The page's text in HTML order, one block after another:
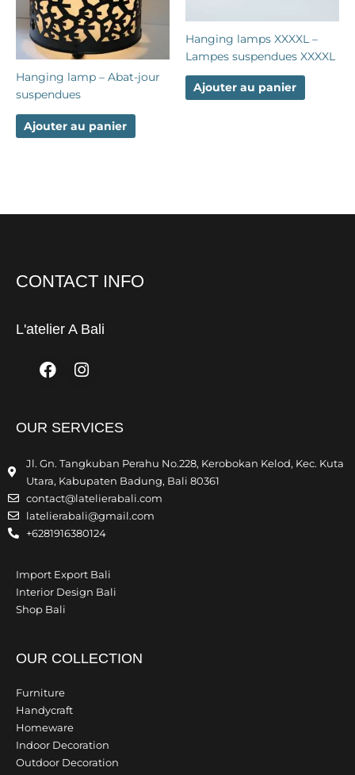
Hanging lamp – Abat-jour
suspendues
Ajouter au panier
Hanging lamps XXXXL –
Lampes suspendues XXXXL
Ajouter au panier
CONTACT INFO
L'atelier A Bali
Facebook
Instagram
OUR SERVICES
Jl. Gn. Tangkuban Perahu No.228, Kerobokan Kelod, Kec. Kuta
Utara, Kabupaten Badung, Bali 80361
contact@latelierabali.com
latelierabali@gmail.com
+6281916380124
Import Export Bali
Interior Design Bali
Shop Bali
OUR COLLECTION
Furniture
Handycraft
Homeware
Indoor Decoration
Outdoor Decoration